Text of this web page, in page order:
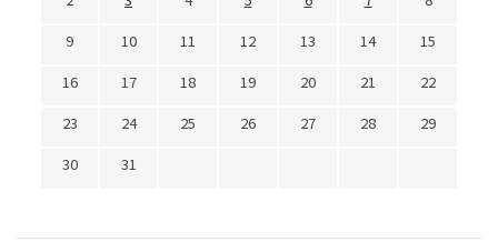
9
10 11 12 13 14
15
16
17 18 19 20 21
22
23
24 25 26 27 28
29
30
31